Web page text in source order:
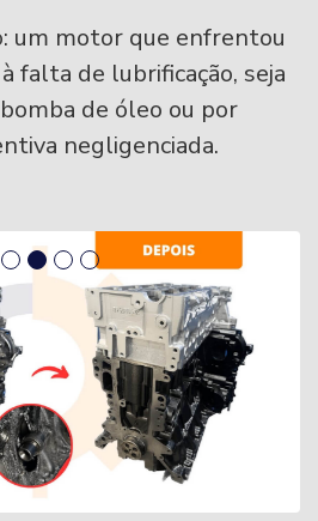
um motor que enfrentou
falta de lubrificação, seja
de óleo ou por
negligenciada.